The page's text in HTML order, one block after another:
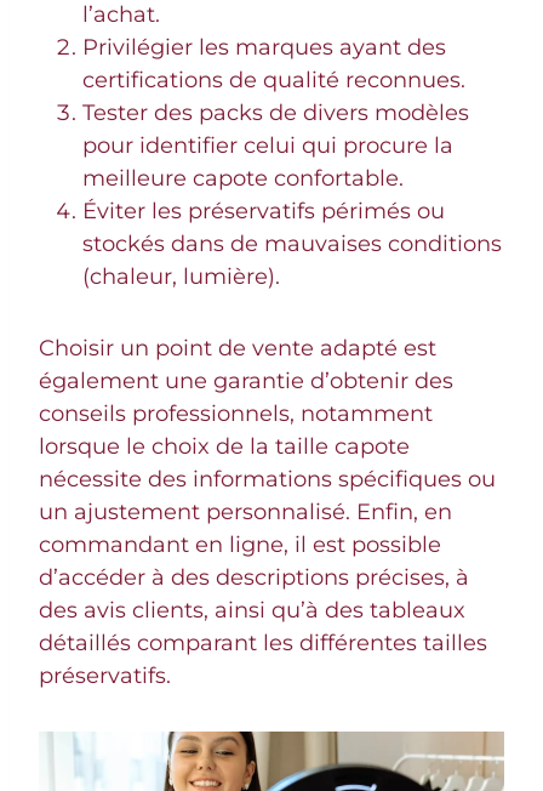
l’achat.
Privilégier les marques ayant des
certifications de qualité reconnues.
Tester des packs de divers modèles
pour identifier celui qui procure la
meilleure capote confortable.
Éviter les préservatifs périmés ou
stockés dans de mauvaises conditions
(chaleur, lumière).
Choisir un point de vente adapté est
également une garantie d’obtenir des
conseils professionnels, notamment
lorsque le choix de la taille capote
nécessite des informations spécifiques ou
un ajustement personnalisé. Enfin, en
commandant en ligne, il est possible
d’accéder à des descriptions précises, à
des avis clients, ainsi qu’à des tableaux
détaillés comparant les différentes tailles
préservatifs.